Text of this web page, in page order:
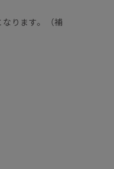
ります。（補